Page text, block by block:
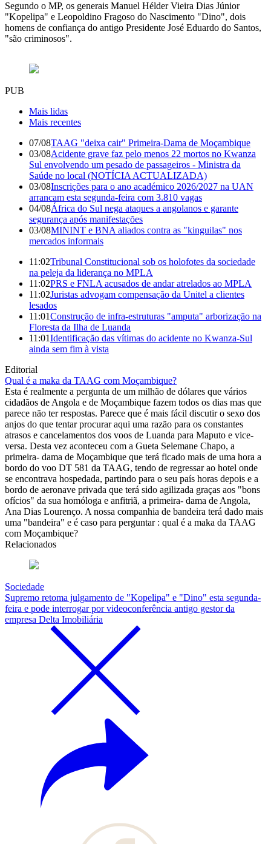
Segundo o MP, os generais Manuel Hélder Vieira Dias Júnior
"Kopelipa" e Leopoldino Fragoso do Nascimento "Dino", dois
homens de confiança do antigo Presidente José Eduardo do Santos,
"são criminosos".
PUB
Mais lidas
Mais recentes
07/08TAAG "deixa cair" Primeira-Dama de Moçambique
03/08Acidente grave faz pelo menos 22 mortos no Kwanza
Sul envolvendo um pesado de passageiros - Ministra da
Saúde no local (NOTÍCIA ACTUALIZADA)
03/08Inscrições para o ano académico 2026/2027 na UAN
arrancam esta segunda-feira com 3.810 vagas
04/08África do Sul nega ataques a angolanos e garante
segurança após manifestações
03/08MININT e BNA aliados contra as "kinguilas" nos
mercados informais
11:02Tribunal Constitucional sob os holofotes da sociedade
na peleja da liderança no MPLA
11:02PRS e FNLA acusados de andar atrelados ao MPLA
11:02Juristas advogam compensação da Unitel a clientes
lesados
11:01Construção de infra-estruturas "amputa" arborização na
Floresta da Ilha de Luanda
11:01Identificação das vítimas do acidente no Kwanza-Sul
ainda sem fim à vista
Editorial
Qual é a maka da TAAG com Moçambique?
Esta é realmente a pergunta de um milhão de dólares que vários
cidadãos de Angola e de Moçambique fazem todos os dias mas que
parece não ter respostas. Parece que é mais fácil discutir o sexo dos
anjos do que tentar procurar aqui uma razão para os constantes
atrasos e cancelamentos dos voos de Luanda para Maputo e vice-
versa. Desta vez aconteceu com a Gueta Selemane Chapo, a
primeira- dama de Moçambique que terá ficado mais de uma hora a
bordo do voo DT 581 da TAAG, tendo de regressar ao hotel onde
se encontrava hospedada, partindo para o seu país horas depois e a
bordo de aeronave privada que terá sido agilizada graças aos "bons
ofícios" da sua homóloga e anfitriã, a primeira- dama de Angola,
Ana Dias Lourenço. A nossa companhia de bandeira terá dado mais
uma "bandeira" e é caso para perguntar : qual é a maka da TAAG
com Moçambique?
Relacionados
Sociedade
Supremo retoma julgamento de "Kopelipa" e "Dino" esta segunda-
feira e pode interrogar por videoconferência antigo gestor da
empresa Delta Imobiliária